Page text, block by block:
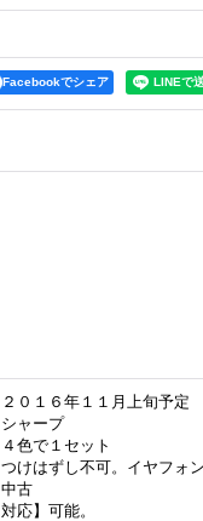
Facebookでシェア
１６年１１月上旬予定
ャープ
色で１セット
はずし不可。イヤフォン
古
応】可能。